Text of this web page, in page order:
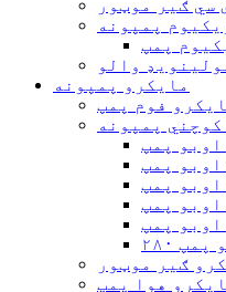
سي ګیر موټور
پمپونه
پمپ
والو
مایکرو پمپونه
فوم پمپ
کوچني پمپونه
پمپ
ګیر موټور
هوا پمپ